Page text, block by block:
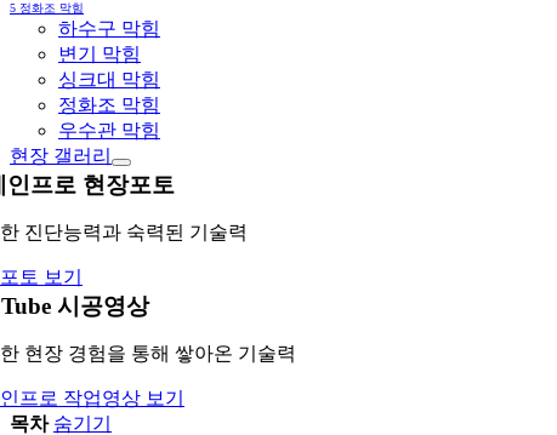
5 정화조 막힘
하수구 막힘
변기 막힘
싱크대 막힘
정화조 막힘
우수관 막힘
현장 갤러리
인프로 현장포토
진단능력과 숙력된 기술력
토 보기
시공영상
현장 경험을 통해 쌓아온 기술력
프로 작업영상 보기
목차 숨기기